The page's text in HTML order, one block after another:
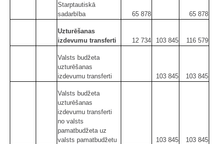
Starptautiskā
sadarbība
65 878 65 878
Uzturēšanas
izdevumu transferti
12 734 103 845 116 579
Valsts budžeta
uzturēšanas
izdevumu transferti
103 845 103 845
Valsts budžeta
uzturēšanas
izdevumu transferti
no valsts
pamatbudžeta uz
valsts pamatbudžetu
103 845 103 845